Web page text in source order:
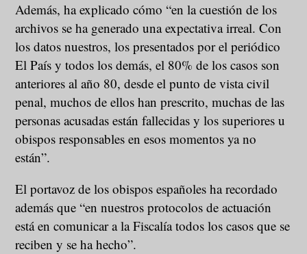
Además, ha explicado cómo “en la cuestión de los
archivos se ha generado una expectativa irreal. Con
los datos nuestros, los presentados por el periódico
El País y todos los demás, el 80% de los casos son
anteriores al año 80, desde el punto de vista civil
penal, muchos de ellos han prescrito, muchas de las
personas acusadas están fallecidas y los superiores u
obispos responsables en esos momentos ya no
están”.
El portavoz de los obispos españoles ha recordado
además que “en nuestros protocolos de actuación
está en comunicar a la Fiscalía todos los casos que se
reciben y se ha hecho”.